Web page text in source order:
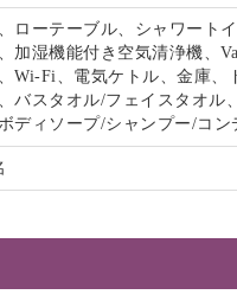
ローテーブル、シャワート
加湿機能付き空気清浄機、
Wi-Fi、電気ケトル、金庫、
バスタオル/フェイスタオル
ディソープ/シャンプー/コ